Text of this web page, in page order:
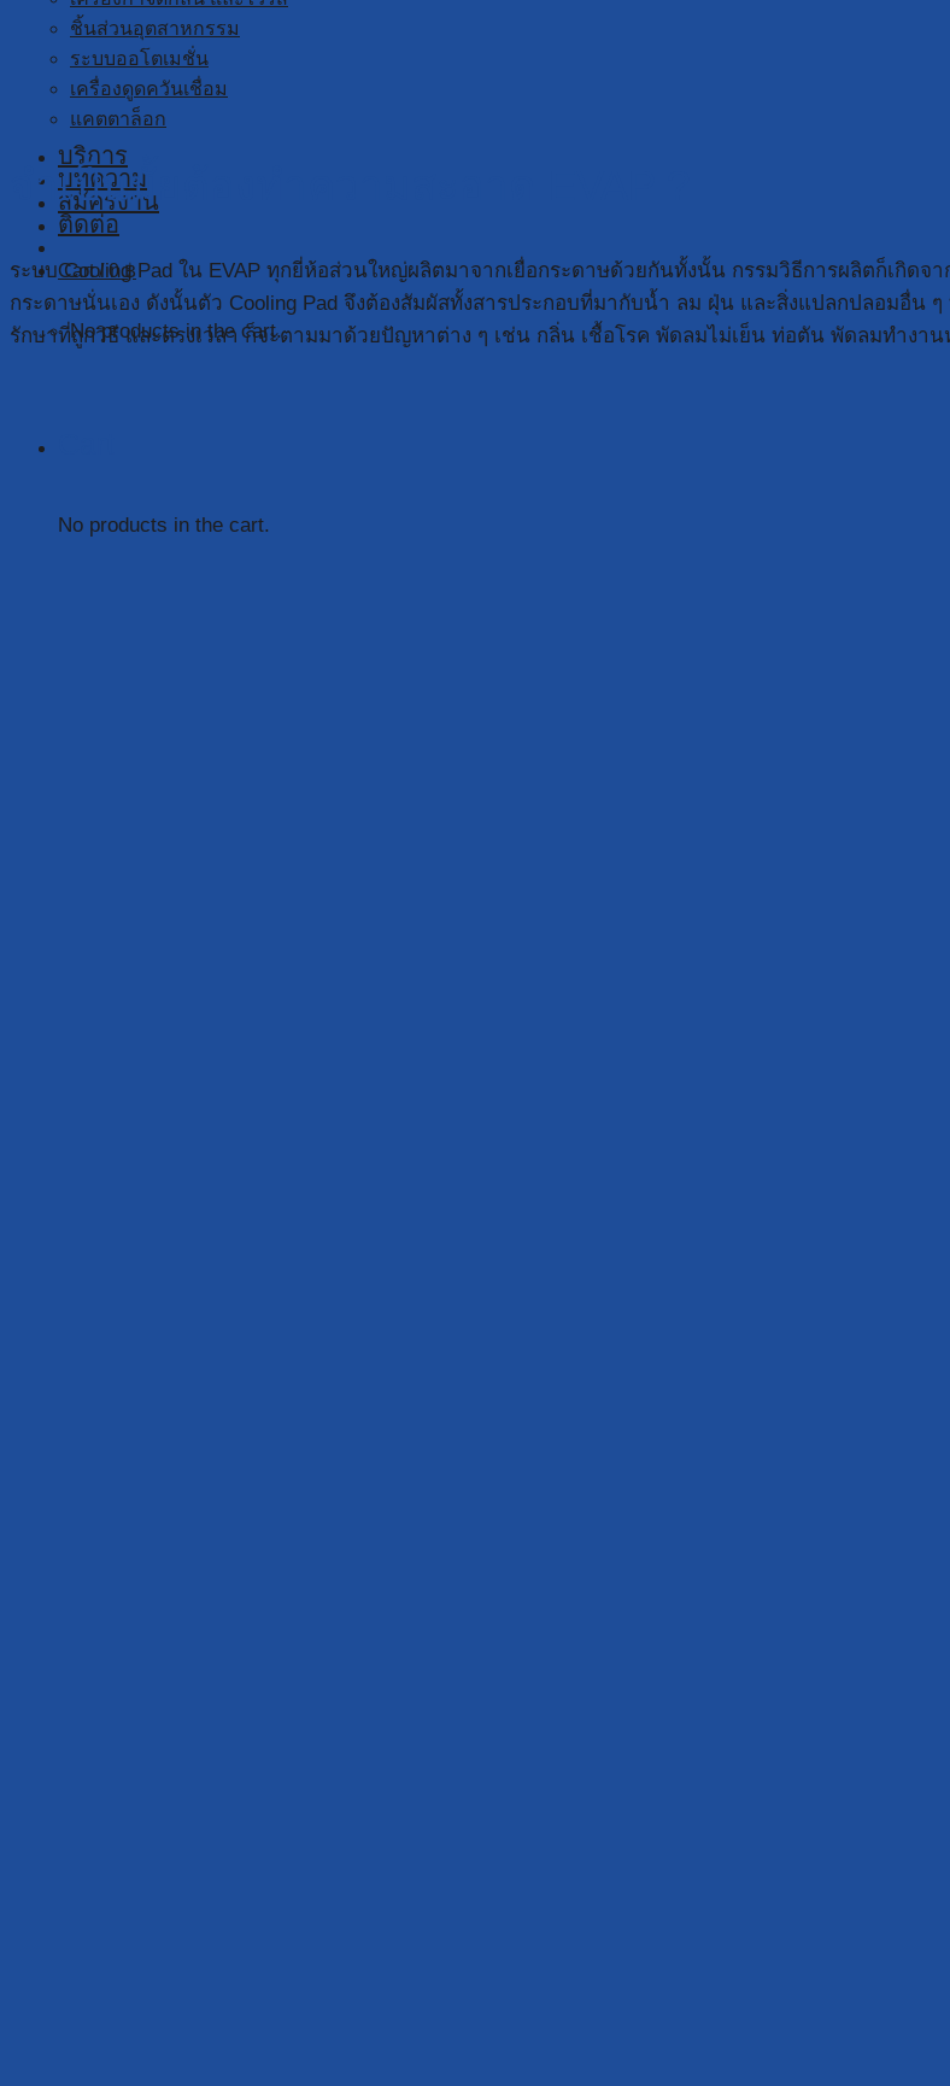
ชิ้นส่วนอุตสาหกรรม
ระบบออโตเมชั่น
เครื่องดูดควันเชื่อม
แคตตาล็อก
บริการ
บทความ
สมัครงาน
ติดต่อ
Cart /0฿
No products in the cart.
No products in the cart.
จำเป็นมั้ยต้องทำความสะอาด EVAP ?
ระบบ Cooling Pad ใน EVAP ทุกยี่ห้อส่วนใหญ่ผลิตมาจากเยื่อกระดาษด้วยกันทั้งนั้น กรรมวิธีการผลิตก็เกิด
กระดาษนั่นเอง ดังนั้นตัว Cooling Pad จึงต้องสัมผัสทั้งสารประกอบที่มากับน้ำ ลม ฝุ่น และสิ่งแปลกปลอมอื่น
รักษาที่ถูกวิธี และตรงเวลา ก็จะตามมาด้วยปัญหาต่าง ๆ เช่น กลิ่น เชื้อโรค พัดลมไม่เย็น ท่อตัน พัดลมทำงา